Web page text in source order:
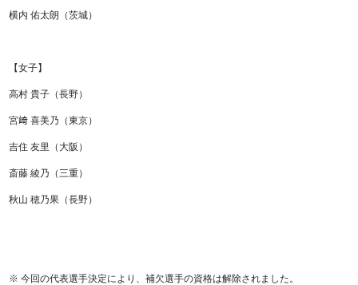
横内 佑太朗（茨城）
【女子】
高村 貴子（長野）
宮﨑 喜美乃（東京）
吉住 友里（大阪）
斎藤 綾乃（三重）
秋山 穂乃果（長野）
※ 今回の代表選手決定により、補欠選手の資格は解除されました。